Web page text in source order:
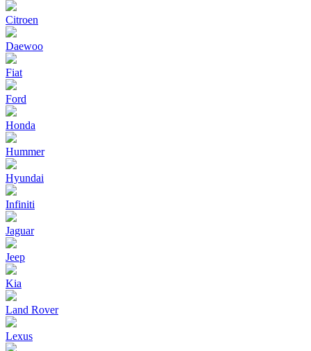
Citroen
Daewoo
Fiat
Ford
Honda
Hummer
Hyundai
Infiniti
Jaguar
Jeep
Kia
Land Rover
Lexus